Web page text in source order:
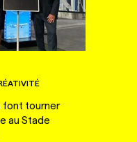
font tourner
au Stade